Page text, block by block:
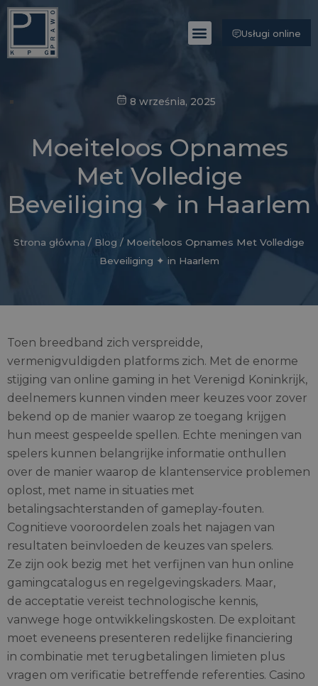
Usługi online
8 września, 2025
Moeiteloos Opnames
Met Volledige
Beveiliging ✦ in Haarlem
Strona główna / Blog / Moeiteloos Opnames Met Volledige
Beveiliging ✦ in Haarlem
Toen breedband zich verspreidde,
vermenigvuldigden platforms zich. Met de enorme
stijging van online gaming in het Verenigd Koninkrijk,
deelnemers kunnen vinden meer keuzes voor zover
bekend op de manier waarop ze toegang krijgen
hun meest gespeelde spellen. Echte meningen van
spelers kunnen belangrijke informatie onthullen
over de manier waarop de klantenservice problemen
oplost, met name in situaties met
betalingsachterstanden of gameplay-fouten.
Cognitieve vooroordelen zoals het najagen van
resultaten beïnvloeden de keuzes van spelers.
Ze zijn ook bezig met het verfijnen van hun online
gamingcatalogus en regelgevingskaders. Maar,
de acceptatie vereist technologische kennis,
vanwege hoge ontwikkelingskosten. De exploitant
moet eveneens presenteren redelijke financiering
in combinatie met terugbetalingen limieten plus
vragen om verificatie betreffende referenties. Casino